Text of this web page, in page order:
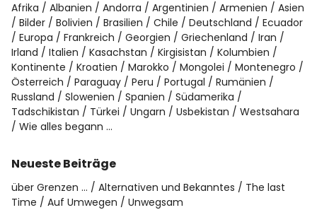
Afrika Albanien Andorra Argentinien Armenien
Asien
Bilder
Bolivien Brasilien Chile Deutschland
Ecuador
Europa
Frankreich Georgien Griechenland
Iran
Irland
Italien Kasachstan Kirgisistan
Kolumbien
Kontinente
Kroatien Marokko Mongolei
Montenegro
Österreich
Paraguay Peru Portugal
Rumänien
Russland
Slowenien Spanien
Südamerika
Tadschikistan
Türkei Ungarn Usbekistan
Westsahara
Wie alles begann …
Neueste Beiträge
über Grenzen … Alternativen und Bekanntes
The last
Time
Auf Umwegen Unwegsam